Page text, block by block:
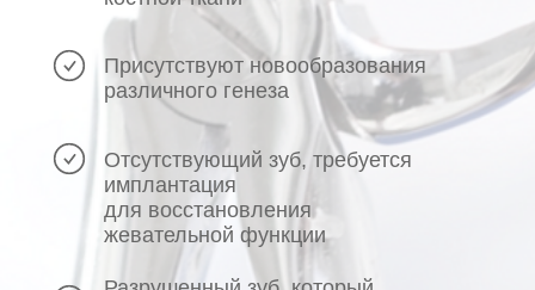
Отсутствующий зуб, требуется
имплантация
для восстановления
жевательной функции
Присутствуют новообразования
различного генеза